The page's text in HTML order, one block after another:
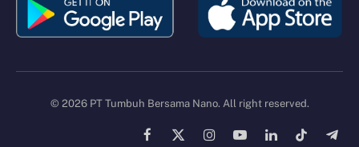
© 2026 PT Tumbuh Bersama Nano. All right reserved.
Facebook
X InstagramYouTubeLinkedInTikTok